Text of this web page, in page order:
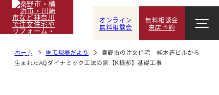
オンライン
無料相談会
無料相談会
来店予約
ホーム 施工現場だより
秦野市の注文住宅 純木造ビルから
生まれたAQダイナミック工法の家【K様邸】基礎工事